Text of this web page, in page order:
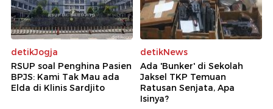
detikJogja
RSUP soal Penghina Pasien
BPJS: Kami Tak Mau ada
Elda di Klinis Sardjito
detikNews
Ada 'Bunker' di Sekolah
Jaksel TKP Temuan
Ratusan Senjata, Apa
Isinya?